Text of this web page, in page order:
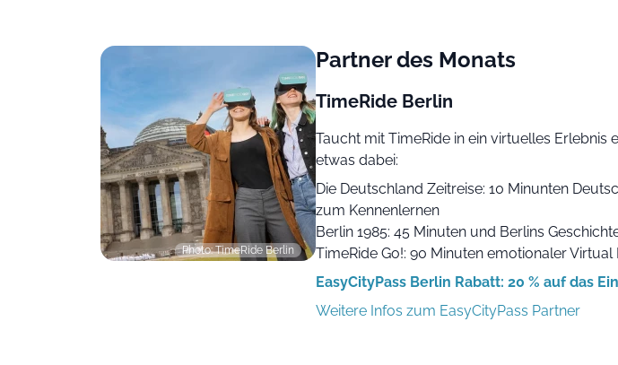
Photo: TimeRide Berlin
Partner des Monats
TimeRide Berlin
Taucht mit TimeRide in ein virtuelles Erlebnis
etwas dabei:
Die Deutschland Zeitreise: 10 Minunten
zum Kennenlernen
Berlin 1985: 45 Minuten und Berlins
TimeRide Go!: 90 Minuten emotionaler
EasyCityPass Berlin Rabatt: 20 % auf das
Weitere Infos zum EasyCityPass Partner